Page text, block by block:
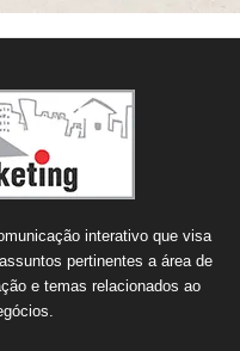
interativo que visa
pertinentes a área de
e temas relacionados ao